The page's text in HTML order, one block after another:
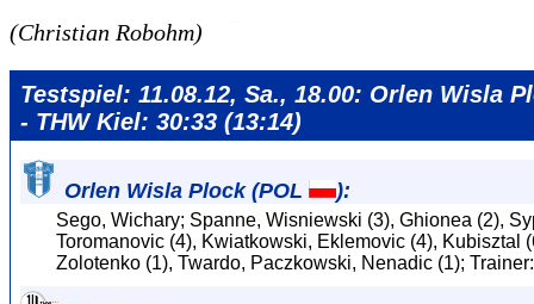
(Christian Robohm)
Testspiel: 11.08.12, Sa., 18.00: Orlen Wisla
- THW Kiel: 30:33 (13:14)
Orlen Wisla Plock (POL ):
Sego, Wichary; Spanne, Wisniewski (3), Ghionea (2),
Toromanovic (4), Kwiatkowski, Eklemovic (4), Kubisztal
Zolotenko (1), Twardo, Paczkowski, Nenadic (1);